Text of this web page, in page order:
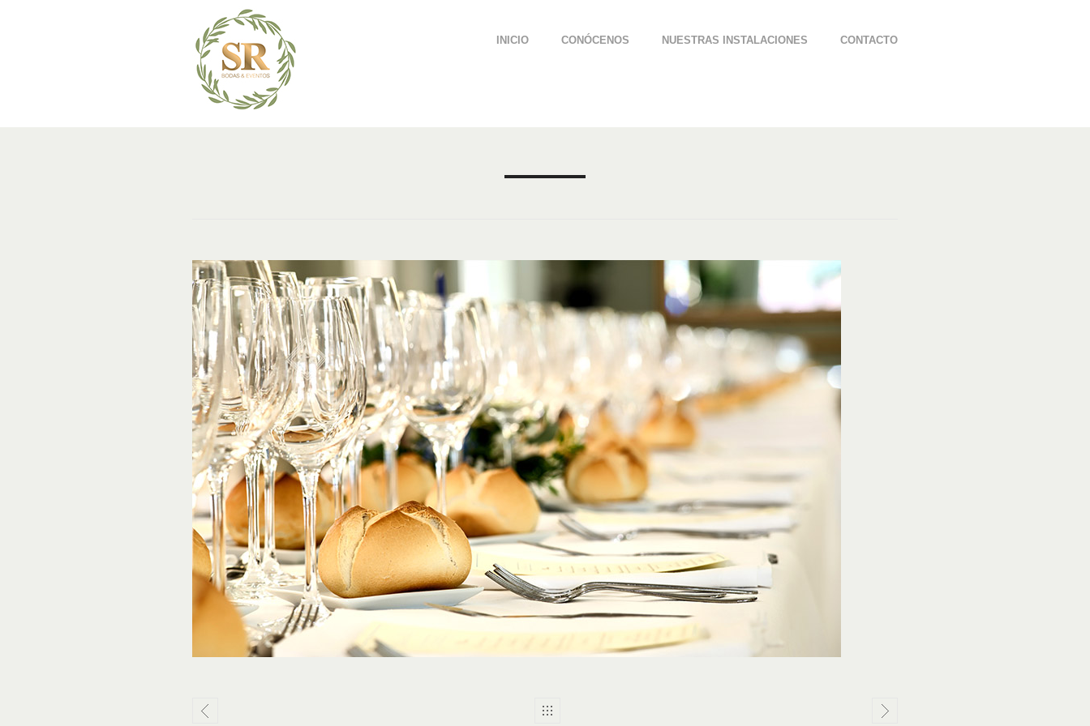
INICIO CONÓCENOS NUESTRAS INSTALACIONES CONTACTO